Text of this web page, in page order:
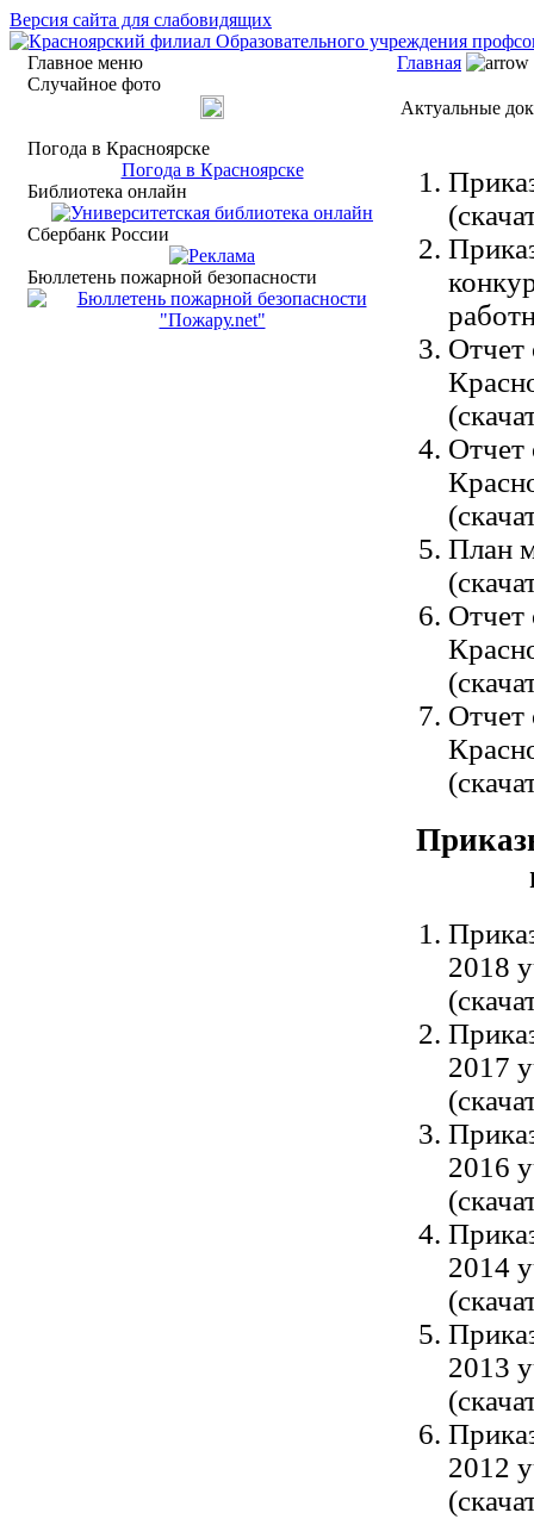
Версия сайта для слабовидящих
Главное меню
Случайное фото
Погода в Красноярске
Погода в Красноярске
Библиотека онлайн
Сбербанк России
Бюллетень пожарной безопасности
Главная
Актуальные
Отчет
Отчет
План
Отчет
Отчет
2018
2017
2016
2014
2013
2012